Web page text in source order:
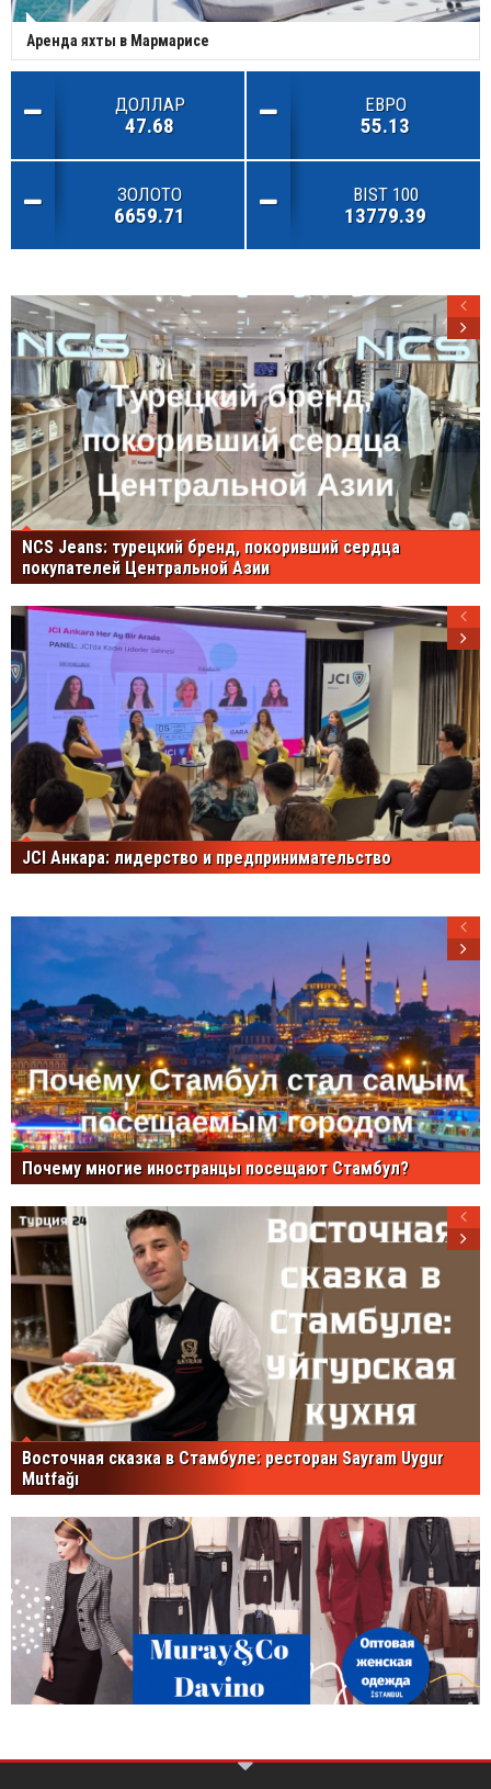
Аренда яхты в Мармарисе
ДОЛЛАР
47.68
ЕВРО
55.13
ЗОЛОТО
6659.71
BIST 100
13779.39
NCS Jeans: турецкий бренд, покоривший сердца
покупателей Центральной Азии
JCI Анкара: лидерство и предпринимательство
Почему многие иностранцы посещают Стамбул?
Восточная сказка в Стамбуле: ресторан Sayram Uygur
Mutfağı